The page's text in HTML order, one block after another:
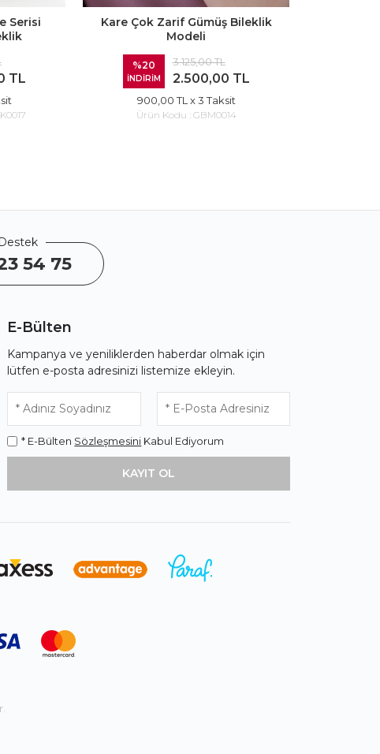
Serisi
TL
Kare Çok Zarif Gümüş Bileklik
Modeli
%20
İNDİRİM
3.125,00 TL
2.500,00 TL
900,00 TL x 3 Taksit
Ürün Kodu : GBM0014
54 75
E-Bülten
Kampanya ve yeniliklerden haberdar olmak için
lütfen e-posta adresinizi listemize ekleyin.
* E-Bülten Sözleşmesini Kabul Ediyorum